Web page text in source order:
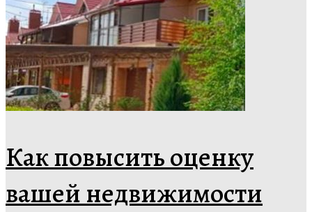
Как повысить оценку
вашей недвижимости